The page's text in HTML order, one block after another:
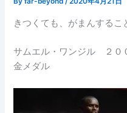
きつくても、がまんするこ
サムエル・ワンジル ２０
金メダル